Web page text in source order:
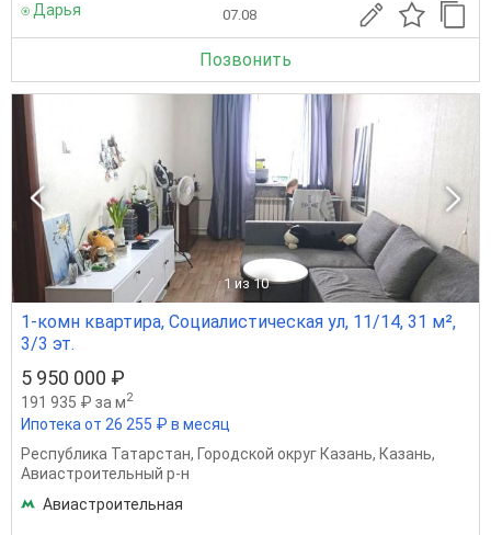
⍟ Дарья 07.08
Позвонить
1 из 10
1-комн квартира, Социалистическая ул, 11/14, 31 м²,
3/3 эт.
5 950 000 ₽
191 935 ₽ за м2
Ипотека от 26 255 ₽ в месяц
Республика Татарстан, Городской округ Казань, Казань,
Авиастроительный р-н
Авиастроительная